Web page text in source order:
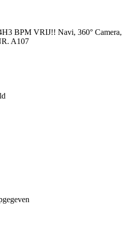
BPM VRIJ!! Navi, 360° Camera,
A107